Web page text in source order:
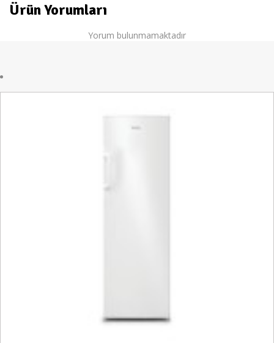
Ürün Yorumları
Yorum bulunmamaktadır